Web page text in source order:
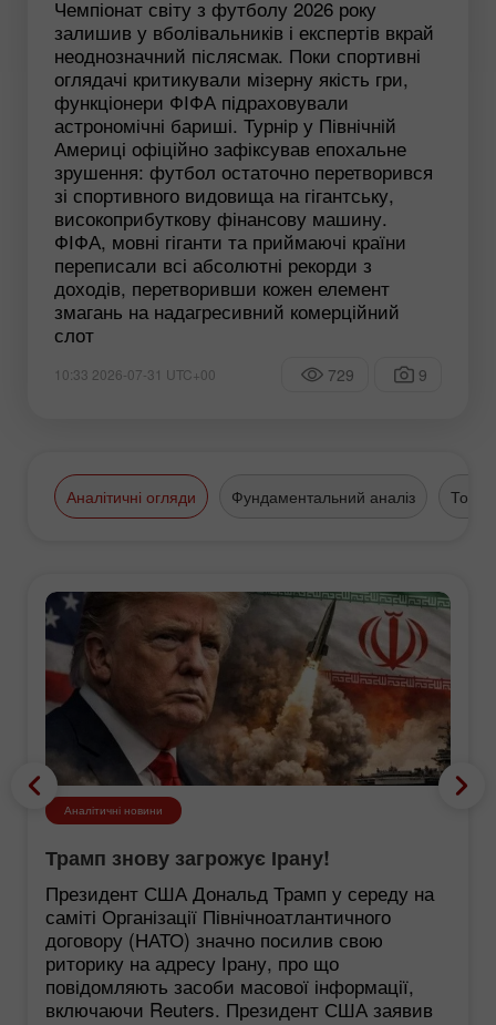
Чемпіонат світу з футболу 2026 року
залишив у вболівальників і експертів вкрай
неоднозначний післясмак. Поки спортивні
оглядачі критикували мізерну якість гри,
функціонери ФІФА підраховували
астрономічні бариші. Турнір у Північній
Америці офіційно зафіксував епохальне
зрушення: футбол остаточно перетворився
зі спортивного видовища на гігантську,
високоприбуткову фінансову машину.
ФІФА, мовні гіганти та приймаючі країни
переписали всі абсолютні рекорди з
доходів, перетворивши кожен елемент
змагань на надагресивний комерційний
слот
10:33 2026-07-31 UTC+00 729 9
Аналітичні огляди Фундаментальний аналіз
Аналітичні новини
Трамп знову загрожує Ірану!
Президент США Дональд Трамп у середу на
саміті Організації Північноатлантичного
договору (НАТО) значно посилив свою
риторику на адресу Ірану, про що
повідомляють засоби масової інформації,
включаючи Reuters. Президент США заявив